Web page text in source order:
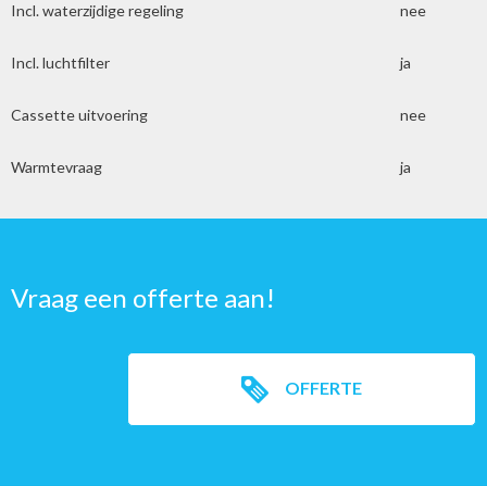
Incl. waterzijdige regeling
Incl. luchtfilter
Cassette uitvoering
Warmtevraag
nee
ja
nee
ja
Vraag een offerte aan!
OFFERTE